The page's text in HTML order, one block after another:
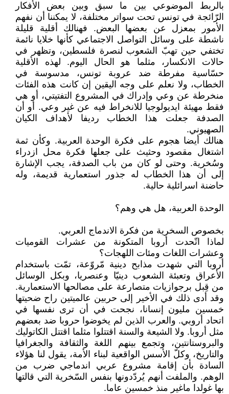
بالربط الموضوعي بين ما سبق وبين بعض الأفكار
الرّائجة في تونس تحت سواتر مختلفة، لا يمكننا أن نفهم
الأمور بمعزل عن بعضها البعض. فهنالك أقلية قليلة
ناشطة على وسائل التواصل الاجتماعي كأنها خلايا نائمة
تختفي حين تهبّ الشعوب لنصرة فلسطين، وتظهر في
حالات الانكسار، مثلما هو الحال اليوم. لهذه الأقلية
حسّاسية مفرطة ضد عروبة تونس، مدسوسة في
الخطاب، ولا نعلم على وجه اليقين إن كانت هذه الفئات
منخرطة عن وعي وإدراك في المشروع التفتيتي، أو هي
فقط مهيئة ايديولوجيا للانخراط فيه عن غير وعي. أو أن
الصدفة جعلت هذا الخطاب رديفا لأهداف الكيان
الصهيوني.
هنالك أيضا هجوم على فكرة الوحدة العربية. وكأن ثمة
اشتغال مقصود وحثيث على جعلها فكرة محل ازدراء
وسُخرية. وحتى لو كان من باب الصدفة، يجب الإشارة
إلى أن هذا الخطاب له جذور استعمارية قديمة، وله
حاضنة اسرائلية حالية.
الوحدة العربية، هل هي وهم؟
بخصوص السخرية من فكرة الاندماج العربي.
لماذا اتّحدت أروبا المتكونة من عشرات القوميات
وعشرات اللغات ومئات اللهجات؟
أروبا التي شهدت مذابح دينية مّروّعة، تمّت باستخدام
الأعراق وتعبئة الشعوب دينيّا وعنصريا، وبكل الوسائل
من قِبل برجوازيات متصارعة على مصالحها الاستعمارية.
وقد أدى ذلك في الأخير إلى حربين عالميتين راح ضحيتها
خمسين مليون إنسانا، نجحت في أن ترى نفسها في
اتحاد أروبي. والعرب الذين لم يخوضوا حروبا ضد بعضهم
مثل أروبا. ولا الشيعة والسنة اقتتلوا مثلما اقتتل الكاتوليك
والبروستانتين، وتجمع بينهم اللغة والثقافة والجغرافيا
والتاريخ، وكلّ الأسس الواقعية لبناء الأمة، يقول لنا هؤلاء
السادة بأن إقامة مشروع عربي اندماجي ضرب من
الوهم. والملفت أنهم يُردّدونها بنفس السّخرية التي قالتها
بها غولدا ماغير منذ خمسين عاما.